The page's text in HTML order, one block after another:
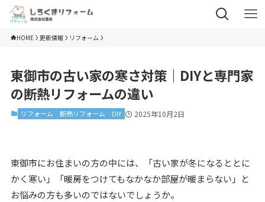
HOME 更新情報 リフォーム
東御市の古い家の寒さ対策｜DIYと専門家
の断熱リフォームの違い
リフォーム 断熱リフォーム DIY 2025年10月2日
東御市にお住まいの方の中には、「古い家が冬になるととに
かく寒い」「暖房をつけてもなかなか部屋が暖まらない」と
お悩みの方も多いのではないでしょうか。